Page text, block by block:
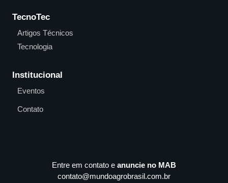
TecnoTec
Artigos Técnicos
Tecnologia
Institucional
Eventos
Contato
Entre em contato e anuncie no MAB
contato@mundoagrobrasil.com.br